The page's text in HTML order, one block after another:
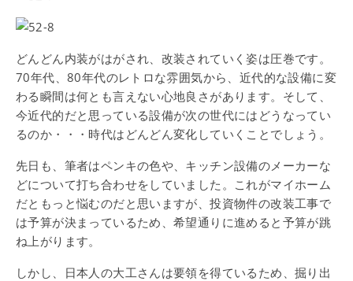
どんどん内装がはがされ、改装されていく姿は圧巻です。
70年代、80年代のレトロな雰囲気から、近代的な設備に変
わる瞬間は何とも言えない心地良さがあります。そして、
今近代的だと思っている設備が次の世代にはどうなってい
るのか・・・時代はどんどん変化していくことでしょう。
先日も、筆者はペンキの色や、キッチン設備のメーカーな
どについて打ち合わせをしていました。これがマイホーム
だともっと悩むのだと思いますが、投資物件の改装工事で
は予算が決まっているため、希望通りに進めると予算が跳
ね上がります。
しかし、日本人の大工さんは要領を得ているため、掘り出